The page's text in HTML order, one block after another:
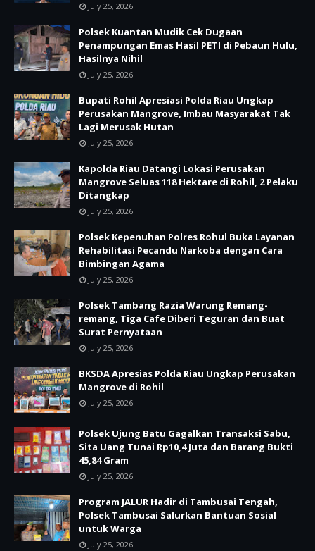
July 25, 2026
Polsek Kuantan Mudik Cek Dugaan
Penampungan Emas Hasil PETI di Pebaun Hulu,
Hasilnya Nihil
July 25, 2026
Bupati Rohil Apresiasi Polda Riau Ungkap
Perusakan Mangrove, Imbau Masyarakat Tak
Lagi Merusak Hutan
July 25, 2026
Kapolda Riau Datangi Lokasi Perusakan
Mangrove Seluas 118 Hektare di Rohil, 2 Pelaku
Ditangkap
July 25, 2026
Polsek Kepenuhan Polres Rohul Buka Layanan
Rehabilitasi Pecandu Narkoba dengan Cara
Bimbingan Agama
July 25, 2026
Polsek Tambang Razia Warung Remang-
remang, Tiga Cafe Diberi Teguran dan Buat
Surat Pernyataan
July 25, 2026
BKSDA Apresias Polda Riau Ungkap Perusakan
Mangrove di Rohil
July 25, 2026
Polsek Ujung Batu Gagalkan Transaksi Sabu,
Sita Uang Tunai Rp10,4 Juta dan Barang Bukti
45,84 Gram
July 25, 2026
Program JALUR Hadir di Tambusai Tengah,
Polsek Tambusai Salurkan Bantuan Sosial
untuk Warga
July 25, 2026